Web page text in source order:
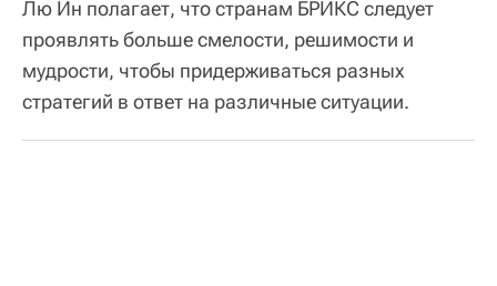
Лю Ин полагает, что странам БРИКС следует
проявлять больше смелости, решимости и
мудрости, чтобы придерживаться разных
стратегий в ответ на различные ситуации.